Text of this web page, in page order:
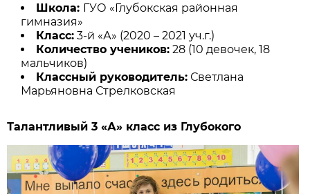
Школа: ГУО «Глубокская районная
гимназия»
Класс: 3-й «А» (2020 – 2021 уч.г.)
Количество учеников: 28 (10 девочек, 18
мальчиков)
Классный руководитель: Светлана
Марьяновна Стрелковская
Талантливый 3 «А» класс из Глубокого